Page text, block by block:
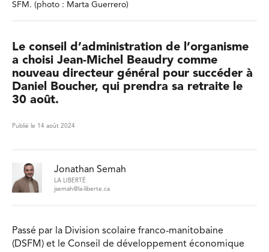
SFM. (photo : Marta Guerrero)
Le conseil d’administration de l’organisme
a choisi Jean-Michel Beaudry comme
nouveau directeur général pour succéder à
Daniel Boucher, qui prendra sa retraite le
30 août.
Publié le 14 août 2024
Jonathan Semah
LA LIBERTÉ
jsemah@la-liberte.ca
Passé par la Division scolaire franco-manitobaine
(DSFM) et le Conseil de développement économique